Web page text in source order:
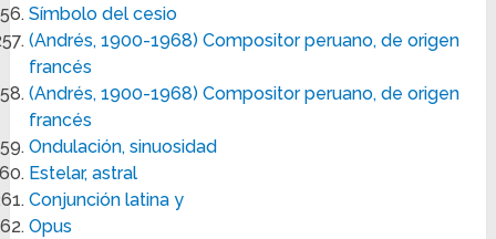
Símbolo del cesio
(Andrés, 1900-1968) Compositor peruano, de origen
francés
(Andrés, 1900-1968) Compositor peruano, de origen
francés
Ondulación, sinuosidad
Estelar, astral
Conjunción latina y
Opus